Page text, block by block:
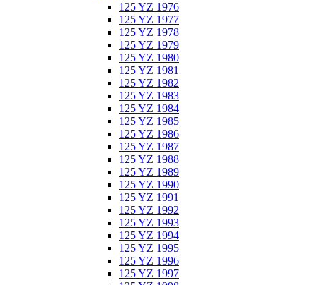
125 YZ 1976
125 YZ 1977
125 YZ 1978
125 YZ 1979
125 YZ 1980
125 YZ 1981
125 YZ 1982
125 YZ 1983
125 YZ 1984
125 YZ 1985
125 YZ 1986
125 YZ 1987
125 YZ 1988
125 YZ 1989
125 YZ 1990
125 YZ 1991
125 YZ 1992
125 YZ 1993
125 YZ 1994
125 YZ 1995
125 YZ 1996
125 YZ 1997